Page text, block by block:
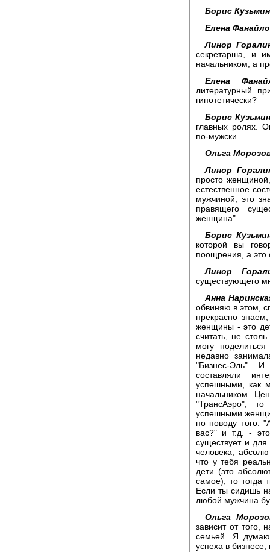
Борис
Елена
Линор
секретарша, и
начальником, а
Елена
литературный
гипотетически?
Борис
главных ролях.
по-мужски.
Ольга
Линор
просто
естественное
мужчиной, это
правящего
женщина".
Борис
которой вы
поощрения, а это
Линор
существующего
Анна
обвиняю в этом,
прекрасно
женщины - это
считать, не
могу
недавно
"Бизнес-Эль".
составляли
успешными, как
начальником
"ТрансАэро",
успешными
по поводу того:
вас?" и т.д. -
существует и
человека,
что у тебя
дети (это
самое), то тогда
Если ты сидишь
любой мужчина
Ольга
зависит от того,
семьей. Я
успеха в бизнесе,